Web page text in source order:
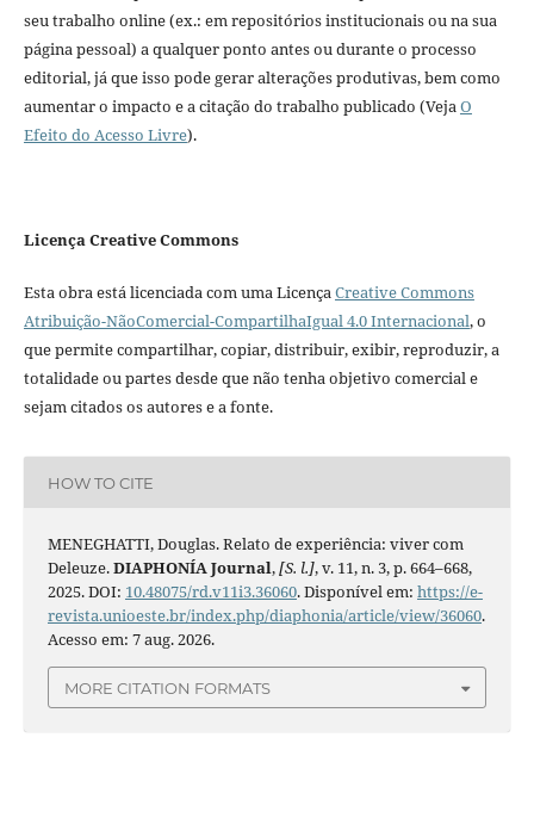
seu trabalho online (ex.: em repositórios institucionais ou na sua
página pessoal) a qualquer ponto antes ou durante o processo
editorial, já que isso pode gerar alterações produtivas, bem como
aumentar o impacto e a citação do trabalho publicado (VejaO
Efeito do Acesso Livre).
Licença Creative Commons
Esta obra está licenciada com uma LicençaCreative Commons
Atribuição-NãoComercial-CompartilhaIgual 4.0 Internacional, o
que permite compartilhar, copiar, distribuir, exibir, reproduzir, a
totalidade ou partes desde que não tenha objetivo comercial e
sejam citados os autores e a fonte.
HOW TO CITE
MENEGHATTI, Douglas. Relato de experiência: viver com
Deleuze.DIAPHONÍA Journal,[S. l.], v. 11, n. 3, p. 664–668,
2025. DOI: 10.48075/rd.v11i3.36060. Disponível em: https://e-
revista.unioeste.br/index.php/diaphonia/article/view/36060.
Acesso em: 7 aug. 2026.
MORE CITATION FORMATS